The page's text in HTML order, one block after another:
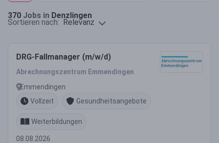
370 Jobs in Denzlingen
Sortieren nach: Relevanz
DRG-Fallmanager (m/w/d)
Abrechnungszentrum Emmendingen
Emmendingen
Vollzeit
Gesundheitsangebote
Weiterbildungen
08.08.2026